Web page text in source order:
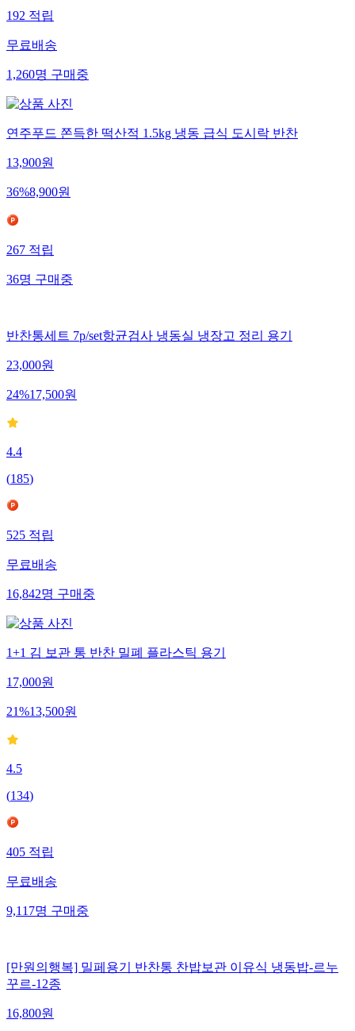
192적립
무료배송
1,260명구매중
연주푸드 쫀득한 떡산적 1.5kg 냉동 급식 도시락 반찬
13,900원
36%8,900원
267적립
36명구매중
반찬통세트 7p/set항균검사 냉동실 냉장고 정리 용기
23,000원
24%17,500원
4.4
(185)
525적립
무료배송
16,842명구매중
1+1 김 보관 통 반찬 밀폐 플라스틱 용기
17,000원
21%13,500원
4.5
(134)
405적립
무료배송
9,117명구매중
[만원의행복] 밀페용기 반찬통 찬밥보관 이유식 냉동밥-르누
꾸르-12종
16,800원